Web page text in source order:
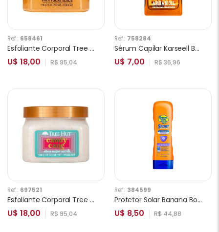
Ref.: 658461
Esfoliante Corporal Tree Hut Papaya Paradise 510g
U$ 18,00 R$ 95,04
Ref.: 758284
Sérum Capilar Karseell BNC Argan Oil 60ml
U$ 7,00 R$ 36,96
Ref.: 697521
Esfoliante Corporal Tree Hut Candy Cane Shea Sugar 510g
U$ 18,00 R$ 95,04
Ref.: 384599
Protetor Solar Banana Boat Sport Perfomance SPF15 236ml
U$ 8,50 R$ 44,88